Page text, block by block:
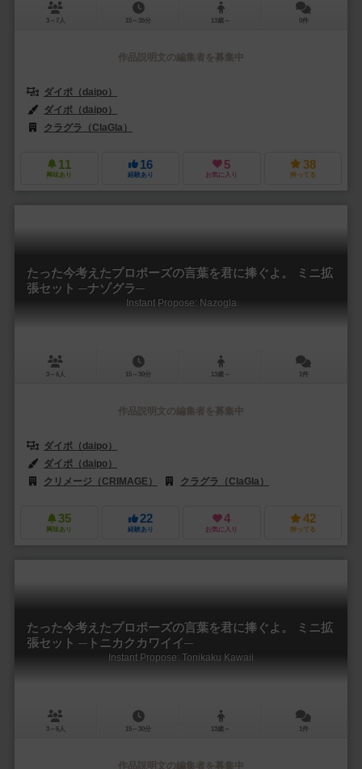
3～7人 15～35分 13歳～ 0件
作品説明文の編集者を募集中
ダイポ（daipo）
ダイポ（daipo）
クラグラ（ClaGla）
11
興味あり
16
経験あり
5
お気に入り
38
持ってる
たった今考えたプロポーズの言葉を君に捧ぐよ。 ミニ拡
張セット ─ナゾグラ─
Instant Propose: Nazogla
3～6人 15～30分 13歳～ 1件
作品説明文の編集者を募集中
ダイポ（daipo）
ダイポ（daipo）
クリメージ（CRIMAGE）
クラグラ（ClaGla）
35
興味あり
22
経験あり
4
お気に入り
42
持ってる
たった今考えたプロポーズの言葉を君に捧ぐよ。 ミニ拡
張セット ─トニカクカワイイ─
Instant Propose: Tonikaku Kawaii
3～6人 15～30分 13歳～ 1件
作品説明文の編集者を募集中